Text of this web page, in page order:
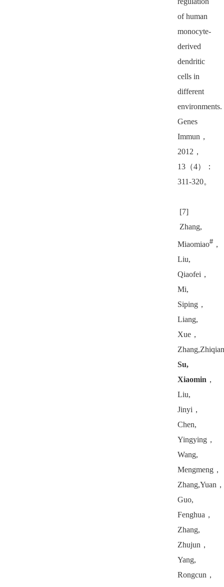
of human
monocyte-
derived
dendritic
cells in
different
environments.
Genes
Immun ，
2012 ，
13 （4）：
311-320。
[7]
Zhang,
Miaomiao# ，
Liu,
Qiaofei ，
Mi,
Siping ，
Liang,
Xue ，
Zhang,Zhiqian
Su,
Xiaomin ，
Liu,
Jinyi ，
Chen,
Yingying ，
Wang,
Mengmeng ，
Zhang,Yuan ，
Guo,
Fenghua ，
Zhang,
Zhujun ，
Yang,
Rongcun ，